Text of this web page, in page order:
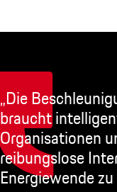
„Die
braucht
Organisationen
reibungslose
Energiewende